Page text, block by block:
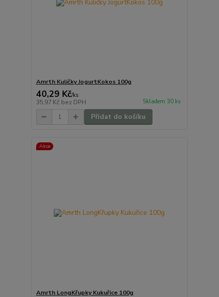
Amrth Kuličky JogurtKokos 100g
40,29 Kč/ks
35,97 Kč bez DPH Skladem 30 ks
Přidat do košíku
Akce
Amrth LongKřupky Kukuřice 100g